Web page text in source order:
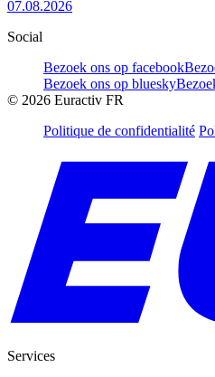
07.08.2026
Social
Bezoek ons op facebook
Bezoek ons op bluesky
© 2026 Euractiv FR
Politique de confidentialité
Services